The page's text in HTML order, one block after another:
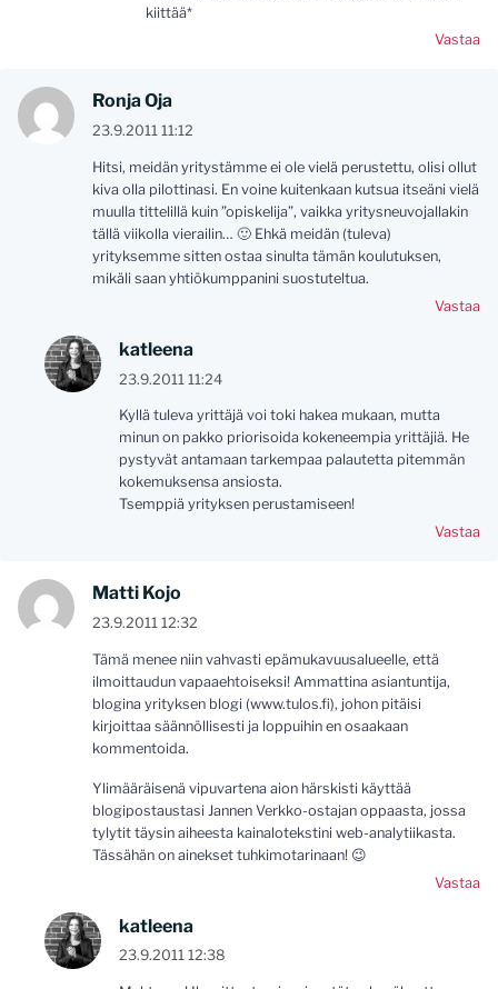
kiittää*
Vastaa
Ronja Oja
23.9.2011 11:12
Hitsi, meidän yritystämme ei ole vielä perustettu, olisi ollut
kiva olla pilottinasi. En voine kuitenkaan kutsua itseäni vielä
muulla tittelillä kuin ”opiskelija”, vaikka yritysneuvojallakin
tällä viikolla vierailin… 🙂 Ehkä meidän (tuleva)
yrityksemme sitten ostaa sinulta tämän koulutuksen,
mikäli saan yhtiökumppanini suostuteltua.
Vastaa
katleena
23.9.2011 11:24
Kyllä tuleva yrittäjä voi toki hakea mukaan, mutta
minun on pakko priorisoida kokeneempia yrittäjiä. He
pystyvät antamaan tarkempaa palautetta pitemmän
kokemuksensa ansiosta.
Tsemppiä yrityksen perustamiseen!
Vastaa
Matti Kojo
23.9.2011 12:32
Tämä menee niin vahvasti epämukavuusalueelle, että
ilmoittaudun vapaaehtoiseksi! Ammattina asiantuntija,
blogina yrityksen blogi (www.tulos.fi), johon pitäisi
kirjoittaa säännöllisesti ja loppuihin en osaakaan
kommentoida.
Ylimääräisenä vipuvartena aion härskisti käyttää
blogipostaustasi Jannen Verkko-ostajan oppaasta, jossa
tylytit täysin aiheesta kainalotekstini web-analytiikasta.
Tässähän on ainekset tuhkimotarinaan! 😉
Vastaa
katleena
23.9.2011 12:38